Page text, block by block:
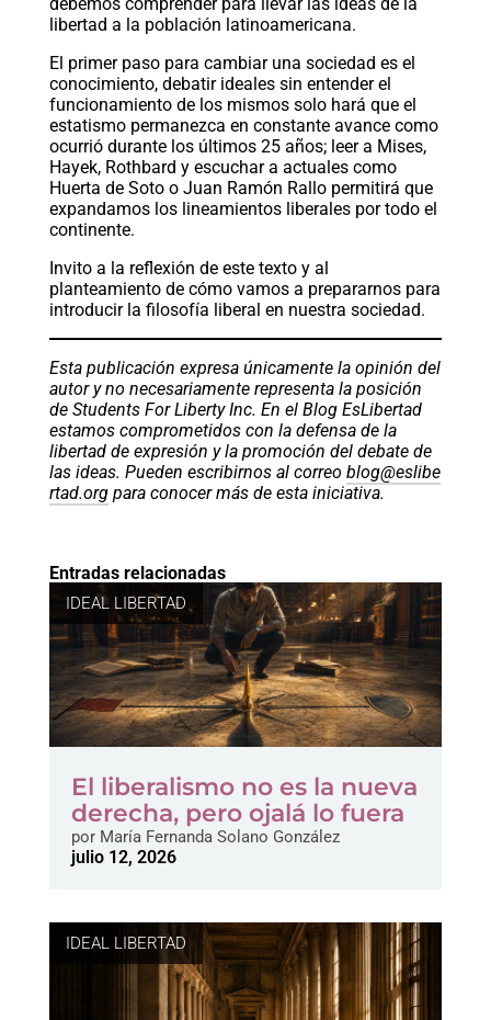
debemos comprender para llevar las ideas de la
libertad a la población latinoamericana.
El primer paso para cambiar una sociedad es el
conocimiento, debatir ideales sin entender el
funcionamiento de los mismos solo hará que el
estatismo permanezca en constante avance como
ocurrió durante los últimos 25 años; leer a Mises,
Hayek, Rothbard y escuchar a actuales como
Huerta de Soto o Juan Ramón Rallo permitirá que
expandamos los lineamientos liberales por todo el
continente.
Invito a la reflexión de este texto y al
planteamiento de cómo vamos a prepararnos para
introducir la filosofía liberal en nuestra sociedad.
Esta publicación expresa únicamente la opinión del
autor y no necesariamente representa la posición
de Students For Liberty Inc. En el Blog EsLibertad
estamos comprometidos con la defensa de la
libertad de expresión y la promoción del debate de
las ideas. Pueden escribirnos al correo blog@eslibe
rtad.orgpara conocer más de esta iniciativa.
Entradas relacionadas
IDEAL LIBERTAD
El liberalismo no es la nueva
derecha, pero ojalá lo fuera
porMaría Fernanda Solano González
julio 12, 2026
IDEAL LIBERTAD